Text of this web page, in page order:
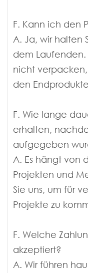
F. Kann ich den
A. Ja, wir halten
dem
nicht verpacken,
den
F. Wie lange
erhalten,
aufgegeben
A. Es hängt von
Projekten und
Sie uns, um für
Projekte zu
F. Welche
akzeptiert?
A. Wir führen